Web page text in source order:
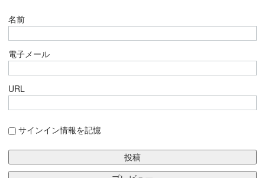
名前
電子メール
URL
サインイン情報を記憶